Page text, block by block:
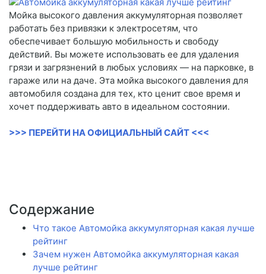
Мойка высокого давления аккумуляторная позволяет
работать без привязки к электросетям, что
обеспечивает большую мобильность и свободу
действий. Вы можете использовать ее для удаления
грязи и загрязнений в любых условиях — на парковке, в
гараже или на даче. Эта мойка высокого давления для
автомобиля создана для тех, кто ценит свое время и
хочет поддерживать авто в идеальном состоянии.
>>> ПЕРЕЙТИ НА ОФИЦИАЛЬНЫЙ САЙТ <<<
Содержание
Что такое Автомойка аккумуляторная какая лучше
рейтинг
Зачем нужен Автомойка аккумуляторная какая
лучше рейтинг